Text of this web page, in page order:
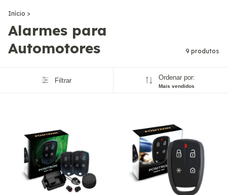
Início >
Alarmes para
Automotores
9 produtos
Filtrar Ordenar por:
Mais vendidos